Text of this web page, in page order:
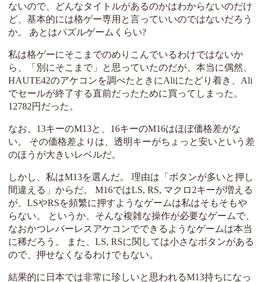
ないので、どんなタイトルがあるのかはわからないのだけ
ど、基本的には格ゲー専用と言っていいのではないだろう
か。 あとはパズルゲームくらい?
私は格ゲーにそこまでのめりこんでいるわけではないか
ら、「別にそこまで」と思っていたのだが、本当に偶然、
HAUTE42のアケコンを調べたときにAliにたどり着き、Ali
でセールが終了する直前だったために買ってしまった。
12782円だった。
なお、13キーのM13と、16キーのM16はほぼ価格差がな
い。 その価格差よりは、透明キーがちょっと安いという差
のほうが大きいレベルだ。
しかし、私はM13を選んだ。 理由は「ボタンが多いと押し
間違える」からだ。 M16ではLS, RS, マクロ2キーが増える
が、LSやRSを頻繁に押すようなゲームは私はそもそもや
らない。 というか、そんな複雑な操作が必要なゲームで、
なおかつレバーレスアケコンでできるようなゲームは本当
に稀だろう。 また、LS, RSに関しては小さなボタンがある
ので、押せなくなるわけでもない。
結果的に日本では非常に珍しいと思われるM13持ちになっ